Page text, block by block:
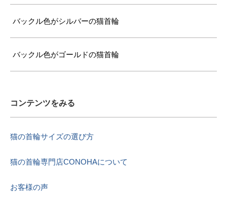
バックル色がシルバーの猫首輪
バックル色がゴールドの猫首輪
コンテンツをみる
猫の首輪サイズの選び方
猫の首輪専門店CONOHAについて
お客様の声